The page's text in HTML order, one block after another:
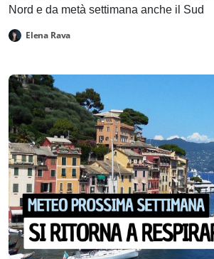
Nord e da metà settimana anche il Sud
Elena Rava